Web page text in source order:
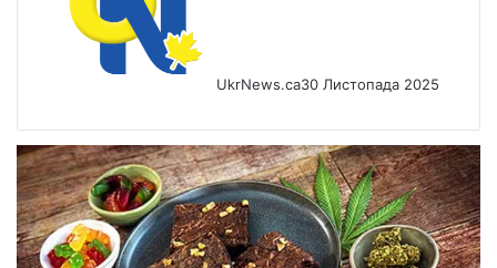
UkrNews.ca30 Листопада 2025